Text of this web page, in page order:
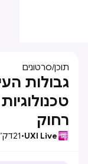
תוכן/סרטונים
רחוק
UXI Live
•
21דק׳